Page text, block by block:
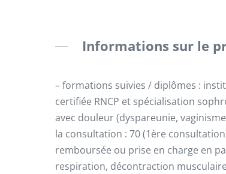
Informations sur le
– formations suivies / diplômes :
certifiée RNCP et spécialisation
avec douleur (dyspareunie,
la consultation : 70 (1ère
remboursée ou prise en charge en
respiration, décontraction